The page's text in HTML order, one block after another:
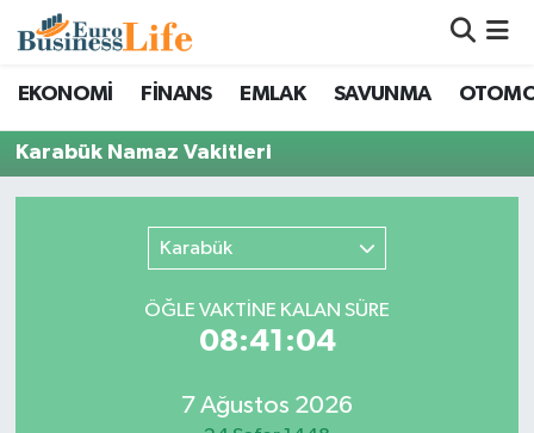
EKONOMİ FİNANS EMLAK SAVUNMA
Karabük Namaz Vakitleri
Karabük
ÖĞLE VAKTİNE KALAN SÜRE
08:41:04
7 Ağustos 2026
Nöbetçi Eczaneler
Hava Durumu
Trafik Durumu
Süper Lig Puan Durumu ve Fikstür
Tüm Manşetler